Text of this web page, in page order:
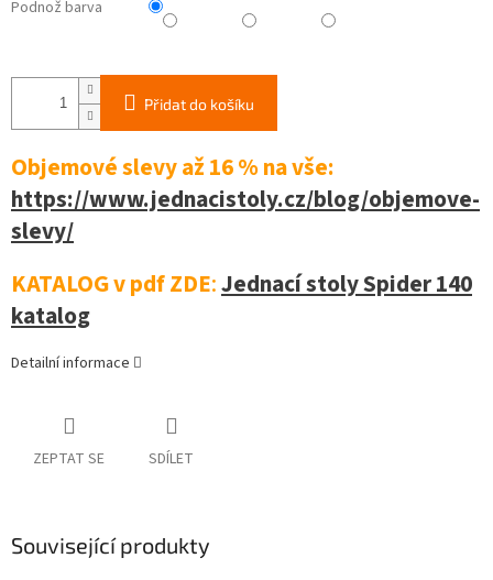
Podnož barva
Přidat do košíku
Objemové slevy až 16 %na vše:
https://www.jednacistoly.cz/blog/objemove-
slevy/
KATALOG v pdf ZDE:Jednací stoly Spider 140
katalog
Detailní informace
ZEPTAT SE SDÍLET
Související produkty